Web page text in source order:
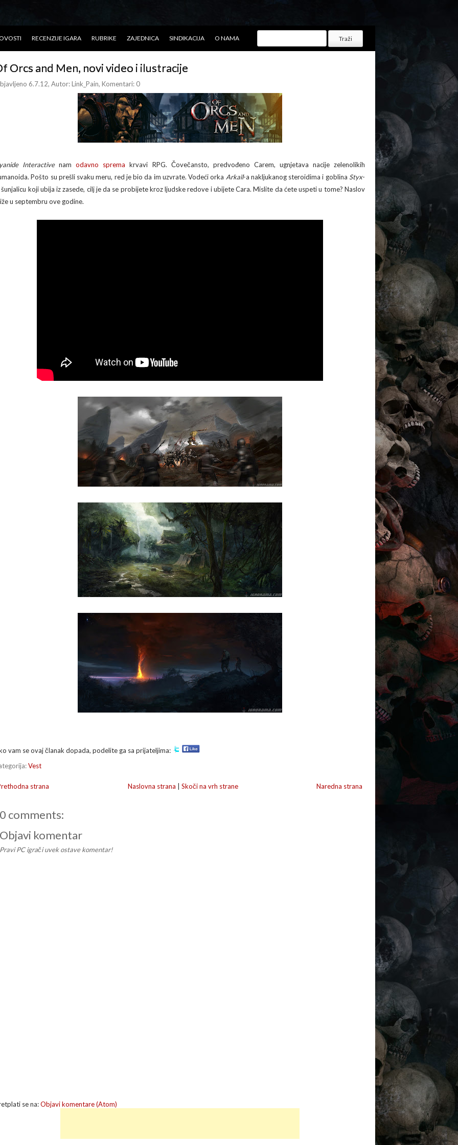
RECENZIJE IGARA RUBRIKE ZAJEDNICA SINDIKACIJA O NAMA
Orcs and Men, novi video i ilustracije
6.7.12, Autor:Link_Pain, Komentari: 0
Interactivenamodavno sprema krvavi RPG. Čovečansto, predvođeno Carem, ugnjetava nacije zelenolikih
Pošto su prešli svaku meru, red je bio da im uzvrate. Vodeći orka Arkaïl-a nakljukanog steroidima i goblina Styx-
šunjalicu koji ubija iz zasede, cilj je da se probijete kroz ljudske redove i ubijete Cara. Mislite da ćete uspeti u tome? Naslov
u septembru ove godine.
vam se ovaj članak dopada, podelite ga sa prijateljima:
Vest
Naredna strana
strana Naslovna strana Skoči na vrh strane
0 comments:
Objavi komentar
Pravi PC igrači uvek ostave komentar!
se na:Objavi komentare (Atom)